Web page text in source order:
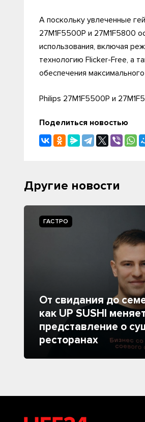
А поскольку увлеченные
27M1F5500P и 27M1F5800
использования, включая
технологию Flicker-Free, а
обеспечения
Philips 27M1F5500P и
Поделиться новостью
Другие новости
ГАСТРО
От свидания до
как UP SUSHI меняет
представление о
ресторанах